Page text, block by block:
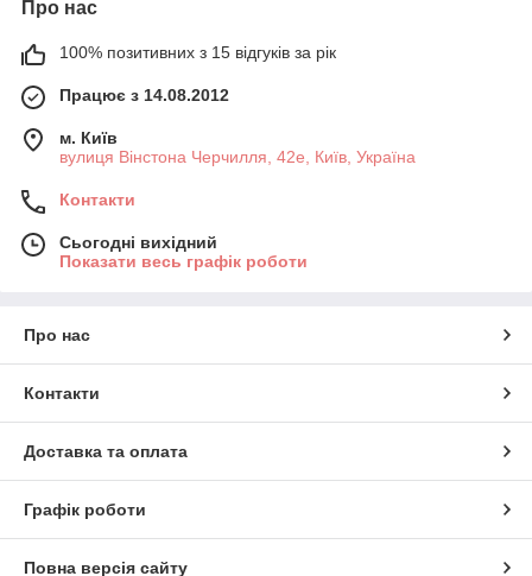
Про нас
100% позитивних з 15 відгуків за рік
Працює з 14.08.2012
м. Київ
вулиця Вінстона Черчилля, 42е, Київ, Україна
Контакти
Сьогодні вихідний
Показати весь графік роботи
Про нас
Контакти
Доставка та оплата
Графік роботи
Повна версія сайту